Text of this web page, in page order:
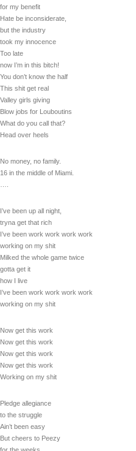
for my benefit
Hate be inconsiderate,
but the industry
took my innocence
Too late
now I’m in this bitch!
You don’t know the half
This shit get real
Valley girls giving
Blow jobs for Louboutins
What do you call that?
Head over heels
No money, no family.
16 in the middle of Miami.
I’ve been up all night,
tryna get that rich
I’ve been work work work work
working on my shit
Milked the whole game twice
gotta get it
how I live
I’ve been work work work work
working on my shit
Now get this work
Now get this work
Now get this work
Now get this work
Working on my shit
Pledge allegiance
to the struggle
Ain’t been easy
But cheers to Peezy